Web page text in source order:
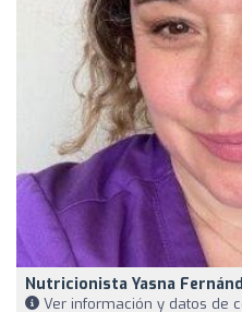
Nutricionista Yasna
Ver información y datos de